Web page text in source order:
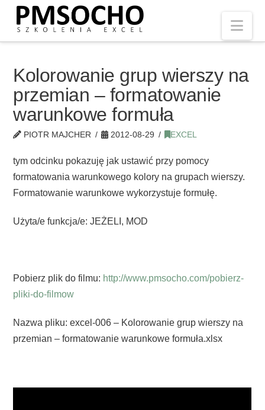
Kolorowanie grup wierszy na
przemian – formatowanie
warunkowe formuła
PIOTR MAJCHER 2012-08-29 EXCEL
tym odcinku pokazuję jak ustawić przy pomocy
formatowania warunkowego kolory na grupach wierszy.
Formatowanie warunkowe wykorzystuje formułę.
Użyta/e funkcja/e: JEŻELI, MOD
Pobierz plik do filmu: http://www.pmsocho.com/pobierz-
pliki-do-filmow
Nazwa pliku: excel-006 – Kolorowanie grup wierszy na
przemian – formatowanie warunkowe formuła.xlsx